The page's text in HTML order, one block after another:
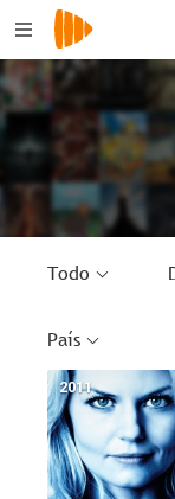
Todo
País
2011